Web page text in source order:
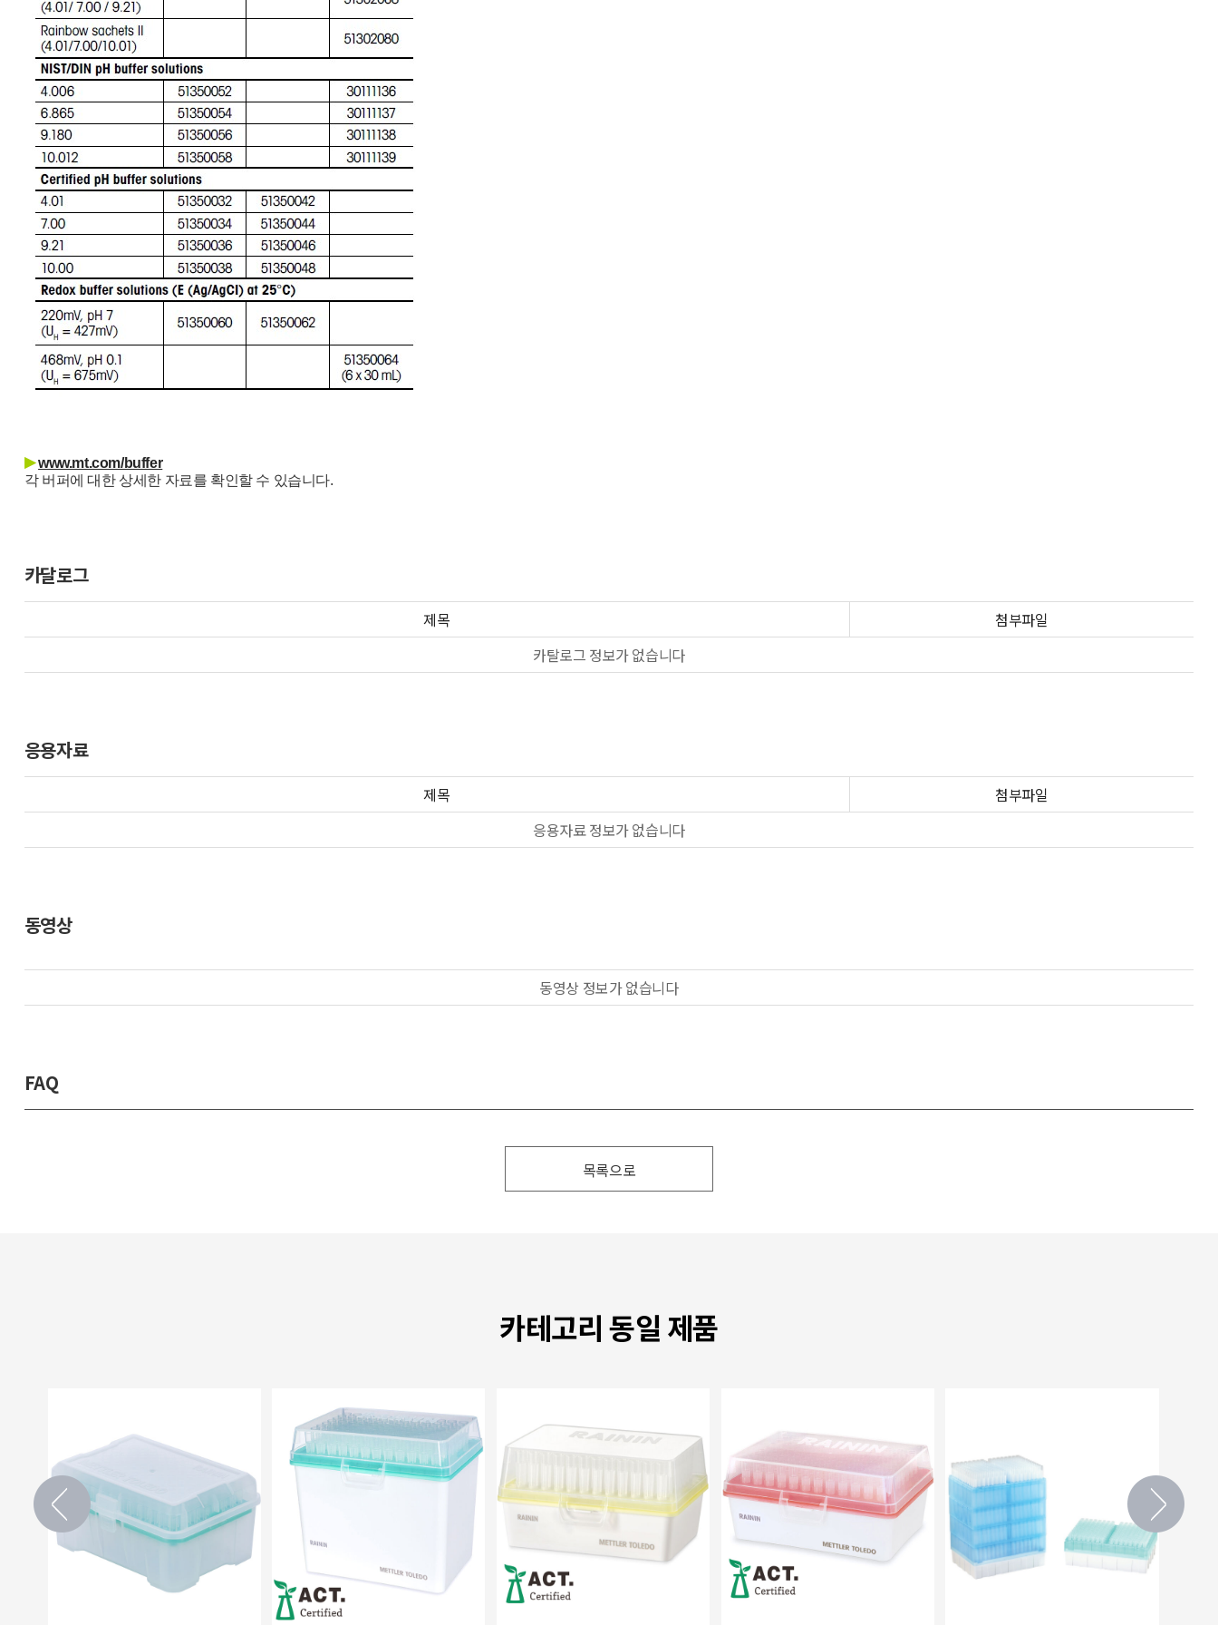
▶ www.mt.com/buffer
각 버퍼에 대한 상세한 자료를 확인할 수 있습니다.
카달로그
제목
첨부파일
카탈로그 정보가 없습니다
응용자료
제목
첨부파일
응용자료 정보가 없습니다
동영상
동영상 정보가 없습니다
FAQ
목록으로
카테고리 동일 제품